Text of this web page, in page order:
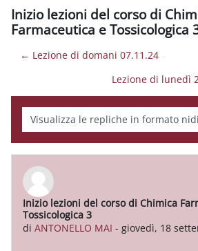
Inizio lezioni del corso di
Farmaceutica e Tossicologica
← Lezione di domani 07.11.24
Lezione di lunedì
Modalità visualizzazione
Inizio lezioni del corso di Chimica
Tossicologica 3
di ANTONELLO MAI - giovedì, 18
Numero di risposte: 0